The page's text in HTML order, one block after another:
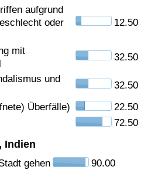
aufgrund
oder
12.50
mit
32.50
und
32.50
Überfälle)
22.50
72.50
Indien
gehen 90.00
nach Land
(aktuell)
nach Land